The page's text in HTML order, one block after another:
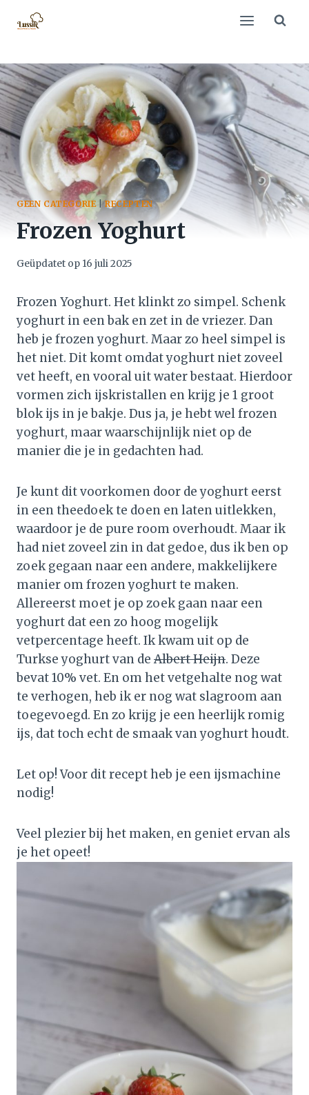
naar
GEEN CATEGORIE|RECEPTEN
Frozen Yoghurt
Geüpdatet op 16 juli 2025
Frozen Yoghurt. Het klinkt zo simpel. Schenk
yoghurt in een bak en zet in de vriezer. Dan
heb je frozen yoghurt. Maar zo heel simpel is
het niet. Dit komt omdat yoghurt niet zoveel
vet heeft, en vooral uit water bestaat. Hierdoor
vormen zich ijskristallen en krijg je 1 groot
blok ijs in je bakje. Dus ja, je hebt wel frozen
yoghurt, maar waarschijnlijk niet op de
manier die je in gedachten had.
Je kunt dit voorkomen door de yoghurt eerst
in een theedoek te doen en laten uitlekken,
waardoor je de pure room overhoudt. Maar ik
had niet zoveel zin in dat gedoe, dus ik ben op
zoek gegaan naar een andere, makkelijkere
manier om frozen yoghurt te maken.
Allereerst moet je op zoek gaan naar een
yoghurt dat een zo hoog mogelijk
vetpercentage heeft. Ik kwam uit op de
Turkse yoghurt van de Albert Heijn. Deze
bevat 10% vet. En om het vetgehalte nog wat
te verhogen, heb ik er nog wat slagroom aan
toegevoegd. En zo krijg je een heerlijk romig
ijs, dat toch echt de smaak van yoghurt houdt.
Let op! Voor dit recept heb je een ijsmachine
nodig!
Veel plezier bij het maken, en geniet ervan als
je het opeet!